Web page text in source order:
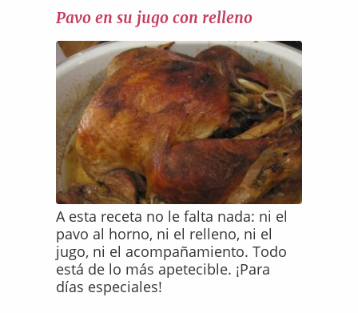
Pavo en su jugo con relleno
A esta receta no le falta nada: ni el
pavo al horno, ni el relleno, ni el
jugo, ni el acompañamiento. Todo
está de lo más apetecible. ¡Para
días especiales!